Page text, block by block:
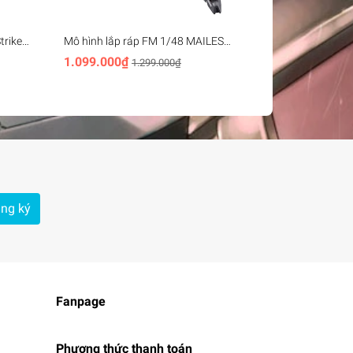
Mô hình lắp ráp FM 1/48 MAILES
KENBU Kyoukai Senki FULL
MECHANICS BANDAI Special Edition
1.099.000₫ 1.299.000₫
Mô hình lắp
Gundam -
889.000₫
ký
Fanpage
Phương thức thanh toán